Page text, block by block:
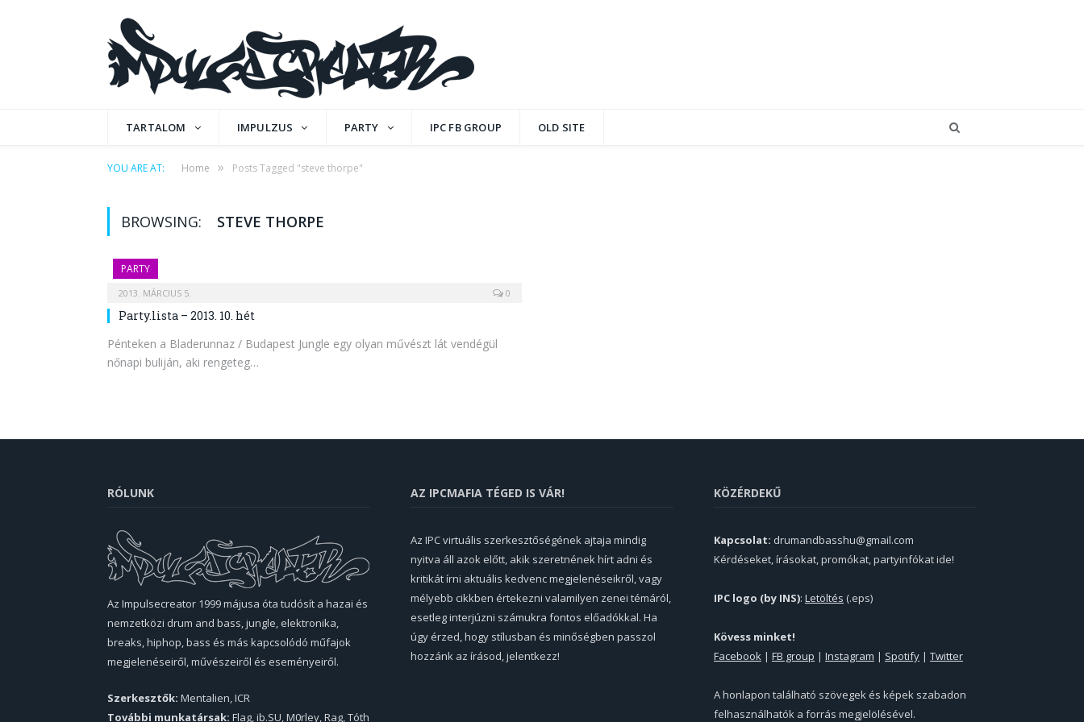
TARTALOM IMPULZUS PARTY IPC FB GROUP OLD SITE
YOU ARE AT: Home » Posts Tagged "steve thorpe"
BROWSING: STEVE THORPE
PARTY
2013. MÁRCIUS 5. 0
Party.lista – 2013. 10. hét
Pénteken a Bladerunnaz / Budapest Jungle egy olyan művészt lát vendégül
nőnapi buliján, aki rengeteg…
RÓLUNK
Az Impulsecreator 1999 májusa óta tudósít a hazai és
nemzetközi drum and bass, jungle, elektronika,
breaks, hiphop, bass és más kapcsolódó műfajok
megjelenéseiről, művészeiről és eseményeiről.
Szerkesztők: Mentalien, ICR
További munkatársak: Flag, ib.SU, M0rley, Rag, Tóth
AZ IPCMAFIA TÉGED IS VÁR!
Az IPC virtuális szerkesztőségének ajtaja mindig
nyitva áll azok előtt, akik szeretnének hírt adni és
kritikát írni aktuális kedvenc megjelenéseikről, vagy
mélyebb cikkben értekezni valamilyen zenei témáról,
esetleg interjúzni számukra fontos előadókkal. Ha
úgy érzed, hogy stílusban és minőségben passzol
hozzánk az írásod, jelentkezz!
KÖZÉRDEKŰ
Kapcsolat: drumandbasshu@gmail.com
Kérdéseket, írásokat, promókat, partyinfókat ide!
IPC logo (by INS): Letöltés (.eps)
Kövess minket!
Facebook | FB group | Instagram | Spotify | Twitter
A honlapon található szövegek és képek szabadon
felhasználhatók a forrás megjelölésével.